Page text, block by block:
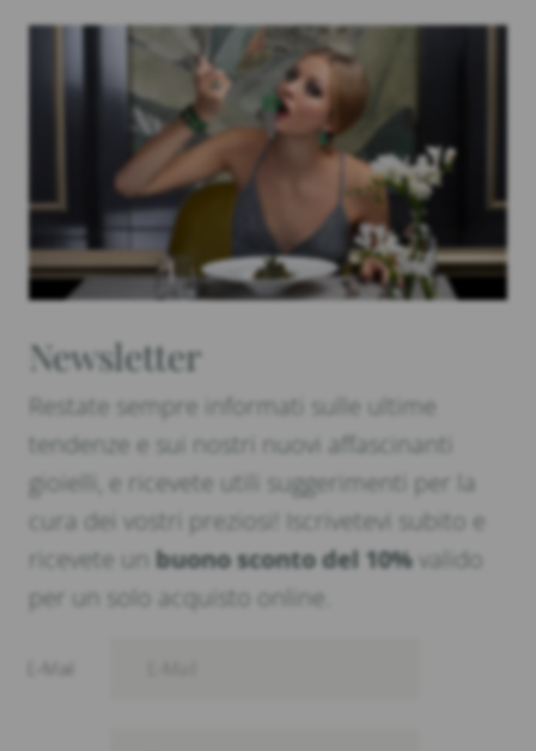
Newsletter
Restate sempre informati sulle ultime
tendenze e sui nostri nuovi affascinanti
gioielli, e ricevete utili suggerimenti per la
cura dei vostri preziosi! Iscrivetevi subito e
ricevete un buono sconto del 10%valido
per un solo acquisto online.